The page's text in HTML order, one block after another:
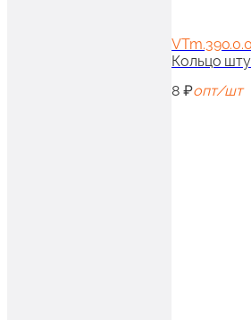
Кольцо
8 ₽опт/шт